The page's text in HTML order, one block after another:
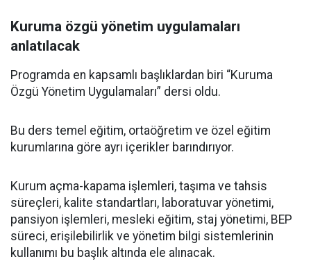
Kuruma özgü yönetim uygulamaları
anlatılacak
Programda en kapsamlı başlıklardan biri “Kuruma
Özgü Yönetim Uygulamaları” dersi oldu.
Bu ders temel eğitim, ortaöğretim ve özel eğitim
kurumlarına göre ayrı içerikler barındırıyor.
Kurum açma-kapama işlemleri, taşıma ve tahsis
süreçleri, kalite standartları, laboratuvar yönetimi,
pansiyon işlemleri, mesleki eğitim, staj yönetimi, BEP
süreci, erişilebilirlik ve yönetim bilgi sistemlerinin
kullanımı bu başlık altında ele alınacak.